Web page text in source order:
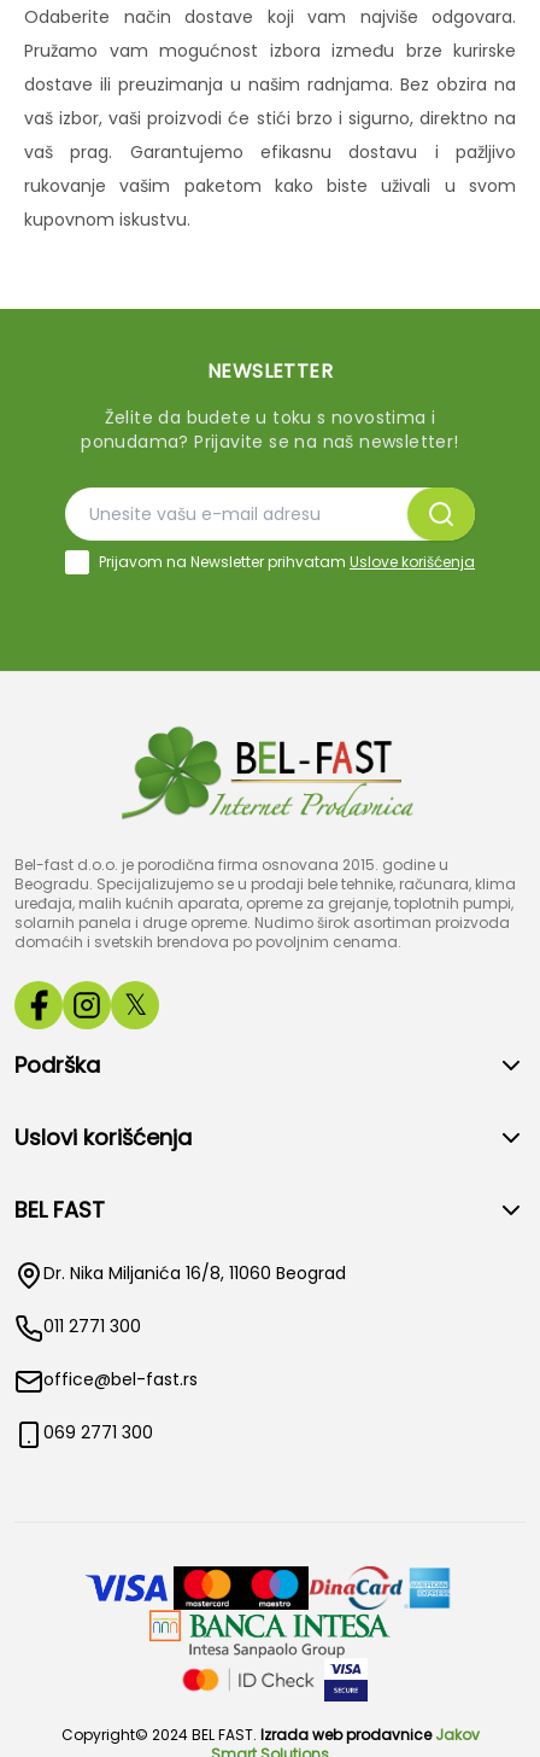
Odaberite način dostave koji vam najviše odgovara.
Pružamo vam mogućnost izbora između brze kurirske
dostave ili preuzimanja u našim radnjama. Bez obzira na
vaš izbor, vaši proizvodi će stići brzo i sigurno, direktno na
vaš prag. Garantujemo efikasnu dostavu i pažljivo
rukovanje vašim paketom kako biste uživali u svom
kupovnom iskustvu.
NEWSLETTER
Želite da budete u toku s novostima i
ponudama? Prijavite se na naš newsletter!
Prijavom na Newsletter prihvatam Uslove korišćenja
Bel-fast d.o.o. je porodična firma osnovana 2015. godine u
Beogradu. Specijalizujemo se u prodaji bele tehnike, računara, klima
uređaja, malih kućnih aparata, opreme za grejanje, toplotnih pumpi,
solarnih panela i druge opreme. Nudimo širok asortiman proizvoda
domaćih i svetskih brendova po povoljnim cenama.
𝕏
Podrška
Uslovi korišćenja
BEL FAST
Dr. Nika Miljanića 16/8, 11060 Beograd
011 2771 300
office@bel-fast.rs
069 2771 300
Copyright© 2024 BEL FAST. Izrada web prodavnice Jakov